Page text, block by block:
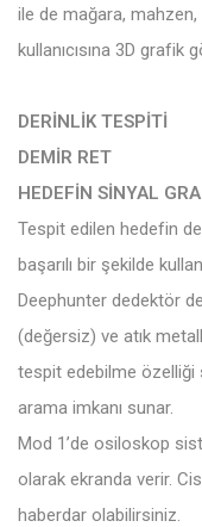
ile de mağara, mahzen,
kullanıcısına 3D grafik
DERİNLİK TESPİTİ
DEMİR RET
HEDEFİN SİNYAL
Tespit edilen hedefin
başarılı bir şekilde
Deephunter dedektör
(değersiz) ve atık
tespit edebilme özelliği
arama imkanı sunar.
Mod 1’de osiloskop
olarak ekranda verir.
haberdar olabilirsiniz.